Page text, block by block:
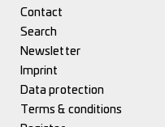
Contact
Search
Newsletter
Imprint
Data protection
Terms & conditions